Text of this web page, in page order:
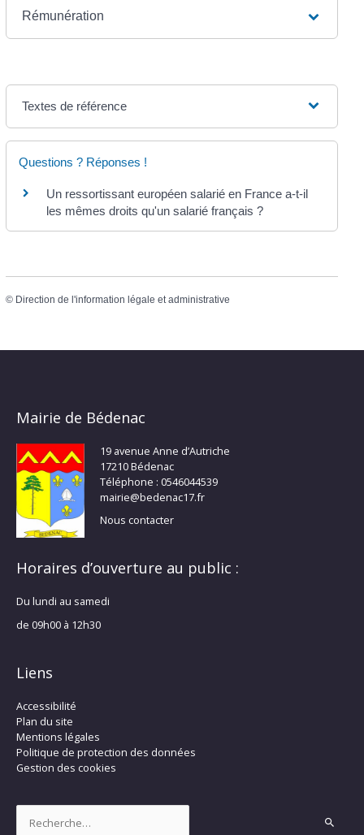
Rémunération
Textes de référence
Questions ? Réponses !
Un ressortissant européen salarié en France a-t-il
les mêmes droits qu'un salarié français ?
© Direction de l'information légale et administrative
Mairie de Bédenac
19 avenue Anne d’Autriche
17210 Bédenac
Téléphone : 0546044539
mairie@bedenac17.fr
Nous contacter
Horaires d’ouverture au public :
Du lundi au samedi
de 09h00 à 12h30
Liens
Accessibilité
Plan du site
Mentions légales
Politique de protection des données
Gestion des cookies